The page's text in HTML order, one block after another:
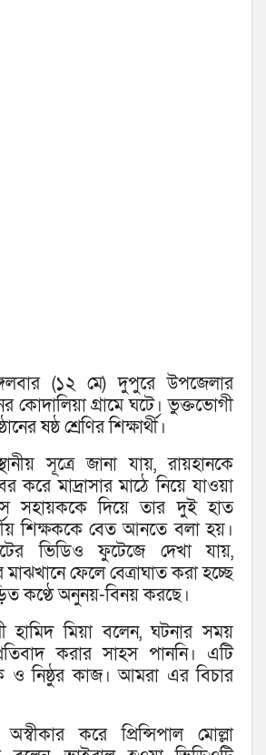
(১২ মে) দুপুরে উপজেলার
কোদালিয়া গ্রামে ঘটে। ভুক্তভোগী
ষষ্ঠ শ্রেণির শিক্ষার্থী।
সূত্রে জানা যায়, রায়হানকে
করে মাদ্রাসার মাঠে নিয়ে যাওয়া
সহায়ককে দিয়ে তার দুই হাত
শিক্ষককে বেত আনতে বলা হয়।
ভিডিও ফুটেজে দেখা যায়,
মাঝখানে ফেলে বেত্রাঘাত করা হচ্ছে
কণ্ঠে অনুনয়-বিনয় করছে।
হামিদ মিয়া বলেন, ঘটনার সময়
করার সাহস পাননি। এটি
ও নিষ্ঠুর কাজ। আমরা এর বিচার
করে প্রিন্সিপাল মোল্লা